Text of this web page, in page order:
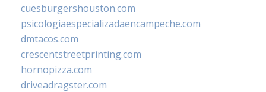
cuesburgershouston.com
psicologiaespecializadaencampeche.com
dmtacos.com
crescentstreetprinting.com
hornopizza.com
driveadragster.com